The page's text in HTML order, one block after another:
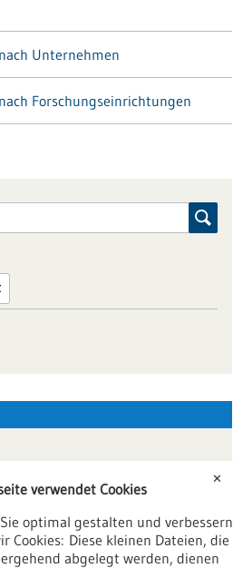
Unternehmen
Forschungseinrichtungen
✕
verwendet Cookies
optimal gestalten und verbessern
Cookies: Diese kleinen Dateien, die
abgelegt werden, dienen